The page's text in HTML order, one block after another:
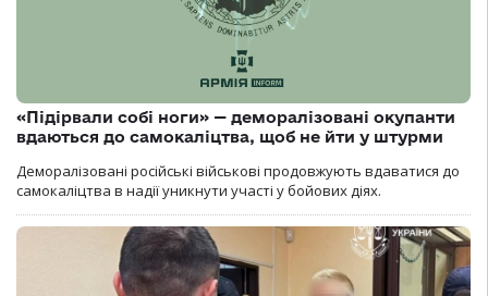
«Підірвали собі ноги» — деморалізовані окупанти
вдаються до самокаліцтва, щоб не йти у штурми
Деморалізовані російські військові продовжують вдаватися до
самокаліцтва в надії уникнути участі у бойових діях.